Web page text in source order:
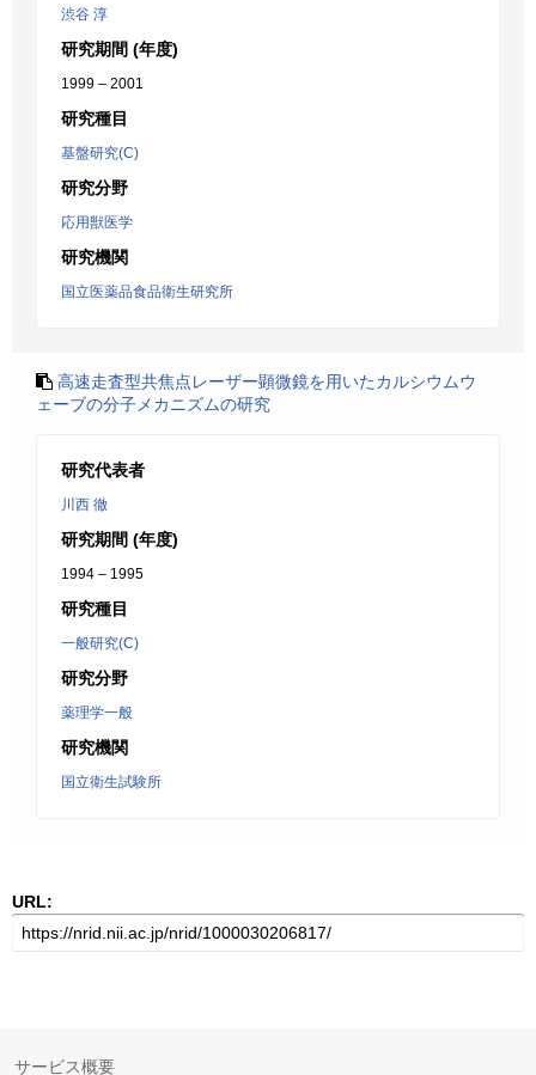
渋谷 淳
研究期間 (年度)
1999 – 2001
研究種目
基盤研究(C)
研究分野
応用獣医学
研究機関
国立医薬品食品衛生研究所
高速走査型共焦点レーザー顕微鏡を用いたカルシウムウ
ェーブの分子メカニズムの研究
研究代表者
川西 徹
研究期間 (年度)
1994 – 1995
研究種目
一般研究(C)
研究分野
薬理学一般
研究機関
国立衛生試験所
URL:
サービス概要